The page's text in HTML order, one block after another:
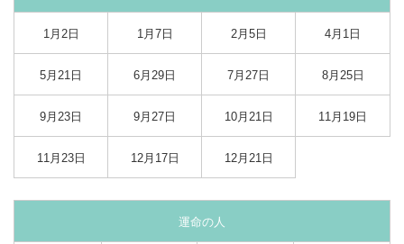
1月2日 1月7日 2月5日 4月1日
5月21日 6月29日 7月27日 8月25日
9月23日 9月27日 10月21日 11月19日
11月23日 12月17日 12月21日
運命の人